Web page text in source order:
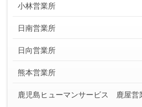
小林営業所
日南営業所
日向営業所
熊本営業所
鹿児島ヒューマンサービス 鹿屋営